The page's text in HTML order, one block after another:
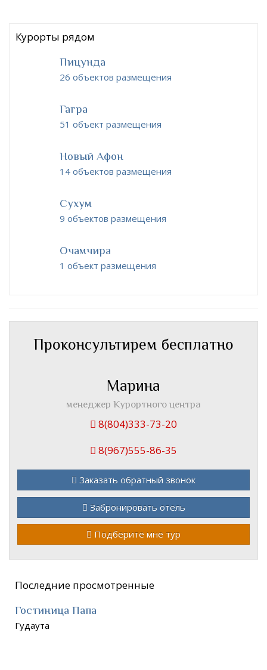
Курорты рядом
Пицунда
26 объектов размещения
Гагра
51 объект размещения
Новый Афон
14 объектов размещения
Сухум
9 объектов размещения
Очамчира
1 объект размещения
Проконсультирем бесплатно
Марина
менеджер Курортного центра
8(804)333-73-20
8(967)555-86-35
Заказать обратный звонок
Забронировать отель
Подберите мне тур
Последние просмотренные
Гостиница Папа
Гудаута